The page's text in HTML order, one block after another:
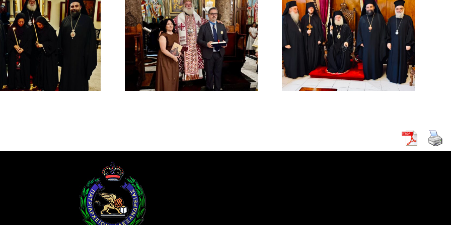
Νέος Αρχιμανδρίτης
και Πατριαρχική Τιμή
στον Γενικό Πρόξενο
Αλεξανδρείας
Νέος Μοναχός στο
Πατριαρχείο
Αλεξανδρείας